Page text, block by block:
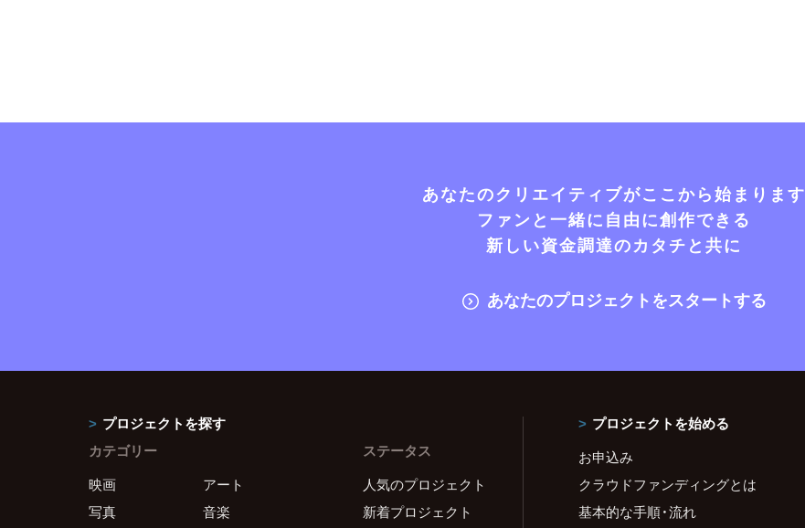
あなたのクリエイティブがここから始まります
ファンと一緒に自由に創作できる
新しい資金調達のカタチと共に
あなたのプロジェクトをスタートする
プロジェクトを探す
カテゴリー
映画
アート
写真
音楽
ステータス
人気のプロジェクト
新着プロジェクト
プロジェクトを始める
お申込み
クラウドファンディングとは
基本的な手順・流れ